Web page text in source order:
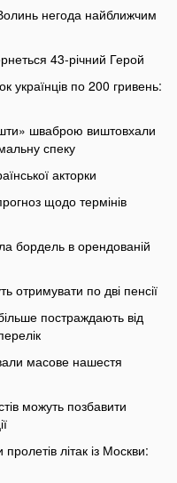
негода найближчим
43-річний Герой
українців по 200 гривень:
шваброю виштовхали
спеку
акторки
щодо термінів
бордель в орендованій
отримувати по дві пенсії
постраждають від
масове нашестя
можуть позбавити
літак із Москви: